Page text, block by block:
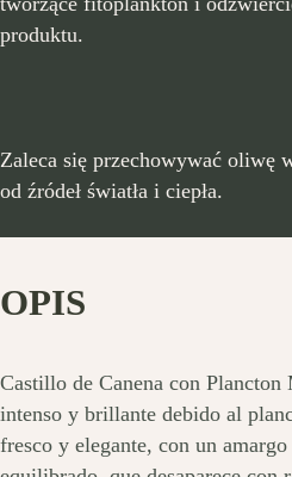
produktu.
Zaleca się przechowywać oliwę
od źródeł światła i ciepła.
OPIS
Castillo de Canena con Plancton
intenso y brillante debido al
fresco y elegante, con un